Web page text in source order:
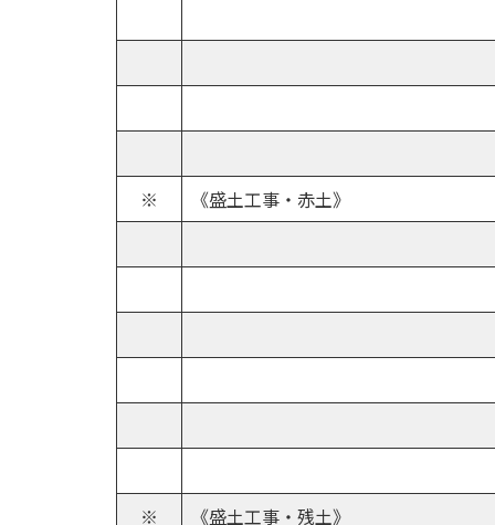
※ 《盛土工事・赤土》
※ 《盛土工事・残土》